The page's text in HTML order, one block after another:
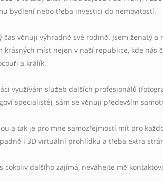
bydlení nebo třeba investici do nemovitostí.
čas věnuji výhradně své rodině. Jsem ženatý
krásných míst nejen v naší republice, kde nás
a králík.
využívám služeb dalších profesionálů
specialisté), sám se věnuji především
a tak je pro mne samozřejmostí mít pro
i 3D virtuální prohlídku a třeba extra
cokoliv dalšího zajímá, neváhejte mě